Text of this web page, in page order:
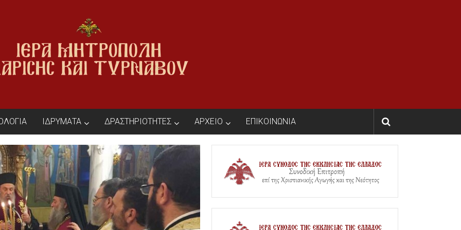
ΙΔΡΥΜΑΤΑ ΔΡΑΣΤΗΡΙΟΤΗΤΕΣ ΑΡΧΕΙΟ ΕΠΙΚΟΙΝΩΝΙΑ